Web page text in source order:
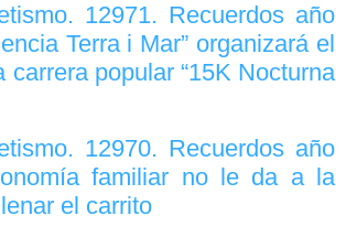
12971. Recuerdos año
Terra i Mar” organizará el
carrera popular “15K Nocturna
12970. Recuerdos año
familiar no le da a la
el carrito